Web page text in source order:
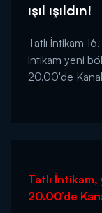
ışıl ışıldın!
Tatlı İntikam
İntikam yeni
20.00'de
Tatlı
20.00’de